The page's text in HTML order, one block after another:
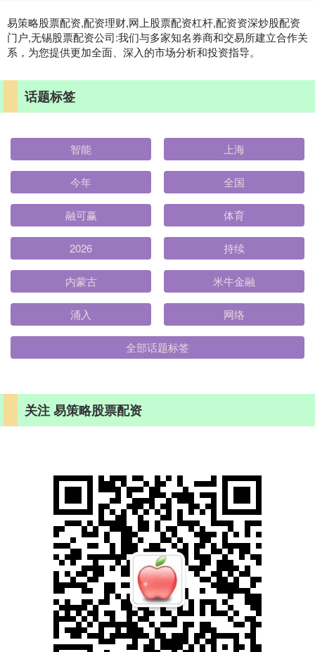
易策略股票配资,配资理财,网上股票配资杠杆,配资资深炒股配资
门户,无锡股票配资公司:我们与多家知名券商和交易所建立合作关
系，为您提供更加全面、深入的市场分析和投资指导。
话题标签
智能 上海
今年 全国
融可赢 体育
2026 持续
内蒙古 米牛金融
涌入 网络
全部话题标签
关注 易策略股票配资